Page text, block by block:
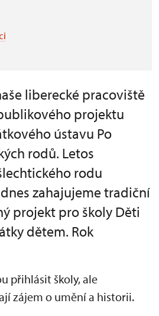
liberecké pracoviště
projektu
ústavu Po
rodů. Letos
rodu
zahajujeme tradiční
projekt pro školy Děti
dětem. Rok
přihlásit školy, ale
zájem o umění a historii.